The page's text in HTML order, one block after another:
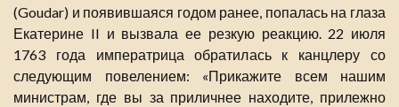
(Goudar) и появившаяся годом ранее, попалась на глаза
Екатерине II и вызвала ее резкую реакцию. 22 июля
1763 года императрица обратилась к канцлеру со
следующим повелением: «Прикажите всем нашим
министрам, где вы за приличнее находите, прилежно